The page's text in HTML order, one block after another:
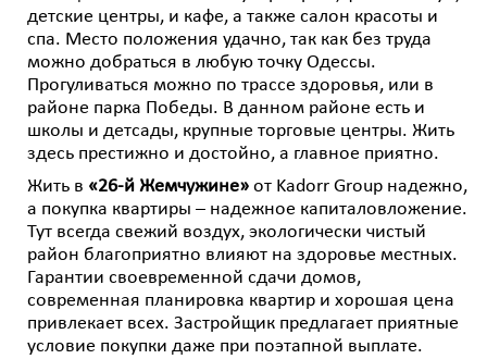
детские центры, и кафе, а также салон красоты и
спа. Место положения удачно, так как без труда
можно добраться в любую точку Одессы.
Прогуливаться можно по трассе здоровья, или в
районе парка Победы. В данном районе есть и
школы и детсады, крупные торговые центры. Жить
здесь престижно и достойно, а главное приятно.
Жить в «26-й Жемчужине» от Kadorr Group надежно,
а покупка квартиры – надежное капиталовложение.
Тут всегда свежий воздух, экологически чистый
район благоприятно влияют на здоровье местных.
Гарантии своевременной сдачи домов,
современная планировка квартир и хорошая цена
привлекает всех. Застройщик предлагает приятные
условие покупки даже при поэтапной выплате.